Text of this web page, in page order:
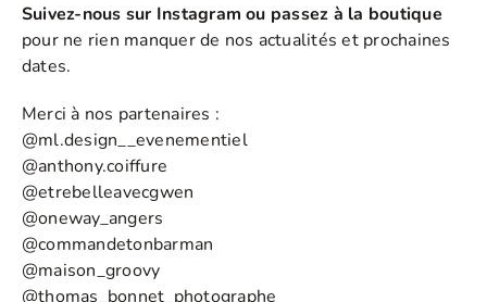
Suivez-nous sur Instagram ou passez à la boutique
pour ne rien manquer de nos actualités et prochaines
dates.
Merci à nos partenaires :
@ml.design__evenementiel
@anthony.coiffure
@etrebelleavecgwen
@oneway_angers
@commandetonbarman
@maison_groovy
@thomas_bonnet_photographe